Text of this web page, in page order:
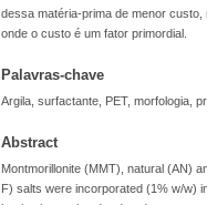
dessa matéria-prima de menor
onde o custo é um fator primordial.
Palavras-chave
Argila, surfactante, PET, morfologia,
Abstract
Montmorillonite (MMT), natural (AN)
F) salts were incorporated (1% w/w)